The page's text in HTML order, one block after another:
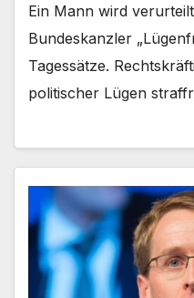
Ein Mann wird
Bundeskanzler
Tagessätze.
politischer Lügen